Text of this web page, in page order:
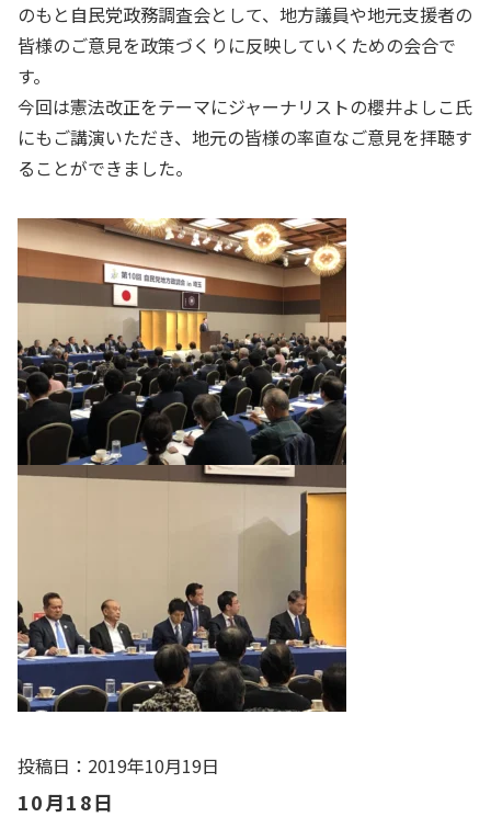
のもと自民党政務調査会として、地方議員や地元支援者の
皆様のご意見を政策づくりに反映していくための会合で
す。
今回は憲法改正をテーマにジャーナリストの櫻井よしこ氏
にもご講演いただき、地元の皆様の率直なご意見を拝聴す
ることができました。
投稿日：2019年10月19日
10月18日